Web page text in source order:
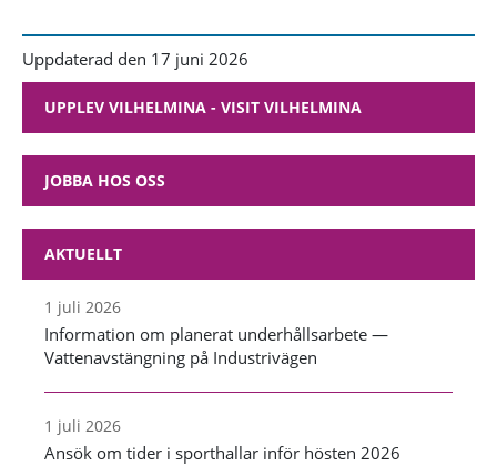
AKTUELLT
1 juli 2026
Information om planerat underhållsarbete —
Vattenavstängning på Industrivägen
1 juli 2026
Ansök om tider i sporthallar inför hösten 2026
Uppdaterad den 17 juni 2026
UPPLEV VILHELMINA - VISIT VILHELMINA
JOBBA HOS OSS